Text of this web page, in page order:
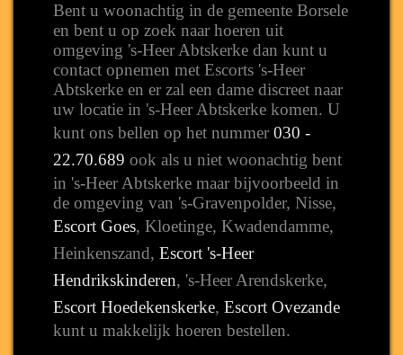
Bent u woonachtig in de gemeente Borsele
en bent u op zoek naar hoeren uit
omgeving 's-Heer Abtskerke dan kunt u
contact opnemen met Escorts 's-Heer
Abtskerke en er zal een dame discreet naar
uw locatie in 's-Heer Abtskerke komen. U
kunt ons bellen op het nummer 030 -
22.70.689 ook als u niet woonachtig bent
in 's-Heer Abtskerke maar bijvoorbeeld in
de omgeving van 's-Gravenpolder, Nisse,
Escort Goes, Kloetinge, Kwadendamme,
Heinkenszand, Escort 's-Heer
Hendrikskinderen, 's-Heer Arendskerke,
Escort Hoedekenskerke, Escort Ovezande
kunt u makkelijk hoeren bestellen.